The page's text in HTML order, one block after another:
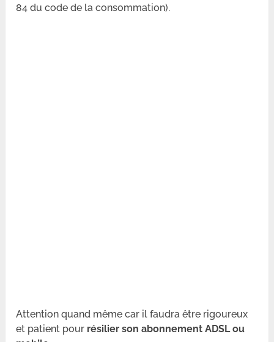
84 du code de la consommation).
Attention quand même car il faudra être rigoureux
et patient pour résilier son abonnement ADSL ou